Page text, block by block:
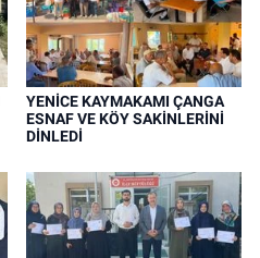
YENİCE KAYMAKAMI ÇANGA
ESNAF VE KÖY SAKİNLERİNİ
DİNLEDİ